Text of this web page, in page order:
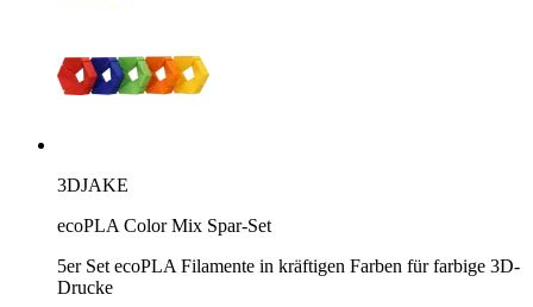
3DJAKE
ecoPLA Color Mix Spar-Set
5er Set ecoPLA Filamente in kräftigen Farben für farbige 3D-
Drucke